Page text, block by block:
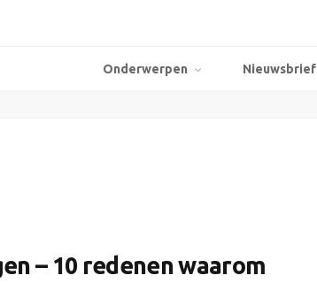
Onderwerpen Nieuwsbrief
– 10 redenen waarom